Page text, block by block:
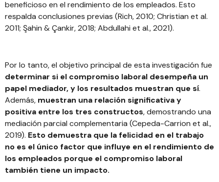
beneficioso en el rendimiento de los empleados. Esto
respalda conclusiones previas (Rich, 2010; Christian et al.
2011; Şahin & Çankir, 2018; Abdullahi et al., 2021).
Por lo tanto, el objetivo principal de esta investigación fue
determinar si el compromiso laboral desempeña un
papel mediador, y los resultados muestran que sí.
Además, muestran una relación significativa y
positiva entre los tres constructos, demostrando una
mediación parcial complementaria (Cepeda-Carrion et al.,
2019). Esto demuestra que la felicidad en el trabajo
no es el único factor que influye en el rendimiento de
los empleados porque el compromiso laboral
también tiene un impacto.